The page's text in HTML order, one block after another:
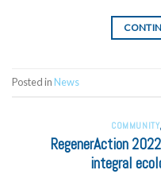
Posted in News
COMMUNITY,
RegenerAction
integral